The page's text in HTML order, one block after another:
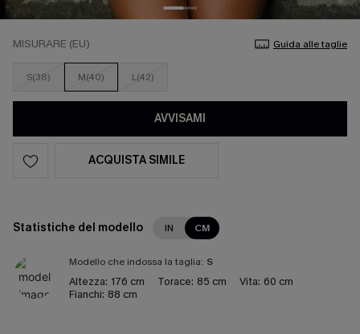
MISURARE (EU) Guida alle taglie
S(38) M(40) L(42)
AVVISAMI
ACQUISTA SIMILE
Statistiche del modello IN CM
Modello che indossa la taglia: S
Altezza: 176 cm Torace: 85 cm Vita: 60 cm
Fianchi: 88 cm